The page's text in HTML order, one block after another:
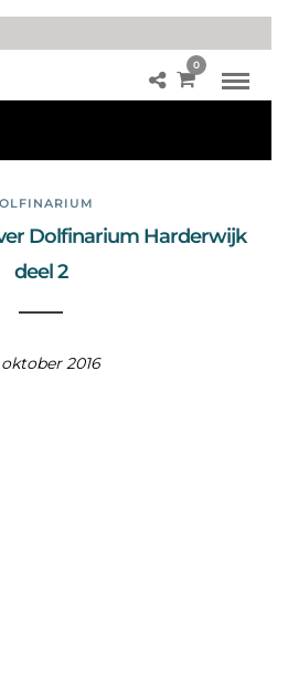
0
Dolfinarium Harderwijk
deel 2
oktober 2016